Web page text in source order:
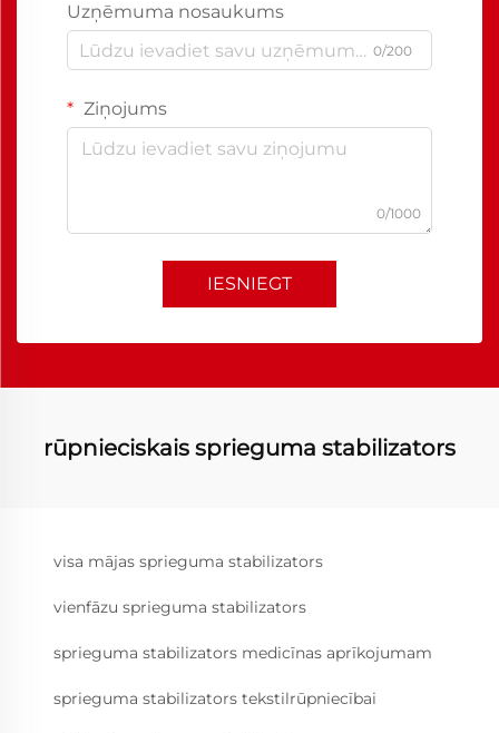
Uzņēmuma nosaukums
0/200
Ziņojums
0/1000
IESNIEGT
rūpnieciskais sprieguma stabilizators
visa mājas sprieguma stabilizators
vienfāzu sprieguma stabilizators
sprieguma stabilizators medicīnas aprīkojumam
sprieguma stabilizators tekstilrūpniecībai